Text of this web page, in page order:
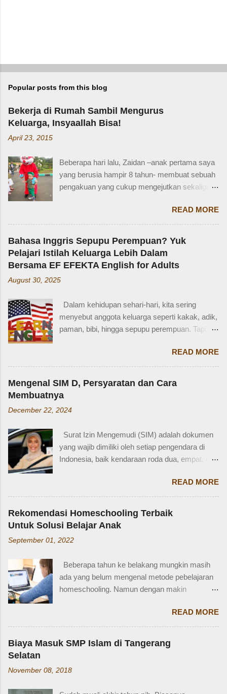
Popular posts from this blog
Bekerja di Rumah Sambil Mengurus
Keluarga, Insyaallah Bisa!
April 23, 2015
Beberapa hari lalu, Zaidan –anak pertama saya
yang berusia hampir 8 tahun- membuat sebuah
pengakuan yang cukup mengejutkan sekaligus
Zaidan: “Mi, waktu kakak kecil, kakak pernah
ditinggal beli sayur sama mba. Waktu itu
kakaknya lagi tidur. Terus kakak nangis. Sama
tetangga, kakak diajak main dan dipinjami
mainan.” Saya langsung memberondong Zaidan
dengan berbagai pertanyaan. Mbak yang
mana? Tetangga yang mana? Kejadiannya
tidak ingat detailnya. Ayau, mungkin juga dia
terkejut juga dengan reaksi saya. Bagaimana
tidak terkejut. Saya taksir usia Zaidan sekitar
Zaidan duduk di bangku TK, saya sudah tidak
bekerja di luar rumah. Meniggalkan anak usia
segitu, sendiri di rumah, tentu saja saya terkejut.
Memang beli sayur tak lama, 5 atau 10 menit
mungkin selesai kalau tidak antri. Tapi,
orang yang punya kese...
READ MORE
Bahasa Inggris Sepupu Perempuan? Yuk
Pelajari Istilah Keluarga Lebih Dalam
Bersama EF EFEKTA English for Adults
August 30, 2025
Dalam kehidupan sehari-hari, kita sering
menyebut anggota keluarga seperti kakak, adik,
paman, bibi, hingga sepupu perempuan. Tapi
bahasa Inggris? Salah satu contoh yang
menarik adalah bahasa Inggris sepupu
perempuan . Banyak orang mungkin tahu kata
"cousin", tapi tahukah kamu bahwa sepupu
female cousin? Memahami kosakata keluarga
percakapan santai, tetapi juga saat menulis,
traveling, bahkan dalam lingkungan kerja
internasional. Mengenal istilah keluarga akan
memperkenalkan diri atau menceritakan silsilah
keluarga. Contohnya, dalam bahasa Inggris:
Ayah = Father Ibu = Mother Kakak laki-laki =
Older brother Adik perempuan = Younger sister
Paman = Uncle Bibi = Aunt Sepupu perempuan
Seringkali, kita hanya menggunakan "cousin"
tanpa membed...
READ MORE
Mengenal SIM D, Persyaratan dan Cara
Membuatnya
December 22, 2024
Surat Izin Mengemudi (SIM) adalah dokumen
yang wajib dimiliki oleh setiap pengendara di
Indonesia, baik kendaraan roda dua, empat, dan
salah satunya adalah SIM D. Karena tidak
terlalu populer, banyak yang bertanya SIM D
untuk pengendara apa ya? Mengenal SIM D,
Persayaratan dan Cara Membuatnya
Berdasarkan webstite resmi humas.polri.go.id,
SIM D khusus dibuat untuk pengendara dengan
Disabiltas juga adalah manusia biasa yang
berhak berkendara untuk melakukan
aktifitasnya seperti mencari nafkah, menuntut
memfasilitasi dengan SIM khusus sesuai
dengan yang dibutuhkan. SIM D yang berlaku di
Indonesia dibagi menjadi dua macam yaitu SIM
SIM C, dan SIM D1 untuk pengendara mobil
dengan Perpol Nomor 5 Tahun 2021 mengenai
READ MORE
Rekomendasi Homeschooling Terbaik
Untuk Solusi Belajar Anak
September 01, 2022
Beberapa tahun ke belakang mungkin masih
ada yang belum mengenal metode pebelajaran
homeschooling. Namun dengan makin
ini, homeschooling jadi makin dikenal dan
bahkan diminati. Homeschooling merupakan
salah satu metode belajar yang sudah mulai tak
asing sekarang dan menjadi pilihan sebagian
Homeschooling adalah model pendidikan
READ MORE
Biaya Masuk SMP Islam di Tangerang
Selatan
November 08, 2018